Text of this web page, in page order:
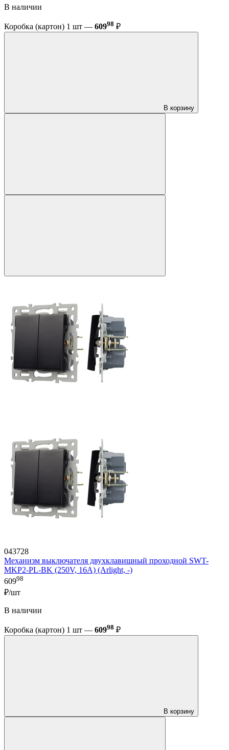
В наличии
Коробка (картон) 1 шт — 60998 ₽
В корзину
043728
Механизм выключателя двухклавишный проходной SWT-
MKP2-PL-BK (250V, 16A) (Arlight, -)
60998
₽/шт
В наличии
Коробка (картон) 1 шт — 60998 ₽
В корзину